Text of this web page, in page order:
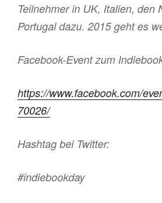
Teilnehmer in UK, Italien, den
Portugal dazu. 2015 geht es
Facebook-Event zum
https://www.facebook.com/
70026/
Hashtag bei Twitter:
#indiebookday